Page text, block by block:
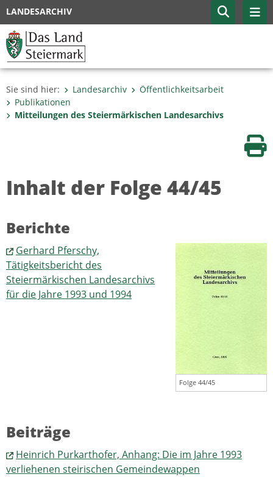
LANDESARCHIV
Sie sind hier: Landesarchiv
Öffentlichkeitsarbeit
Publikationen
Mitteilungen des Steiermärkischen Landesarchivs
Inhalt der Folge 44/45
Berichte
Folge 44/45
Gerhard Pferschy,
Tätigkeitsbericht des
Steiermärkischen Landesarchivs
für die Jahre 1993 und 1994
Beiträge
Heinrich Purkarthofer, Anhang: Die im Jahre 1993
verliehenen steirischen Gemeindewappen